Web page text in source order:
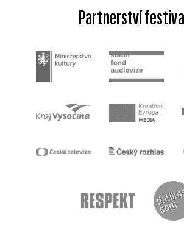
Partnerství